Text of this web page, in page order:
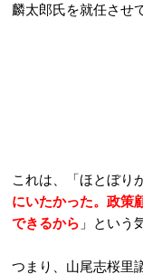
麟太郎氏を就任させ
これは、「ほとぼり
にいたかった。政策
できるから 」という
つまり、山尾志桜里